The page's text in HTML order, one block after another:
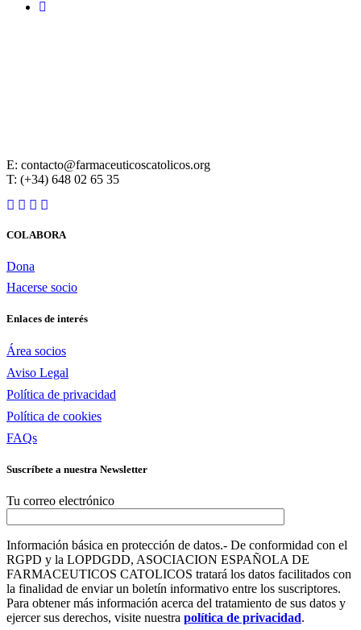
E: contacto@farmaceuticoscatolicos.org
T: (+34) 648 02 65 35
COLABORA
Dona
Hacerse socio
Enlaces de interés
Área socios
Aviso Legal
Política de privacidad
Política de cookies
FAQs
Suscríbete a nuestra Newsletter
Tu correo electrónico
Información básica en protección de datos.- De conformidad con el
RGPD y la LOPDGDD, ASOCIACION ESPAÑOLA DE
FARMACEUTICOS CATOLICOS tratará los datos facilitados con
la finalidad de enviar un boletín informativo entre los suscriptores.
Para obtener más información acerca del tratamiento de sus datos y
ejercer sus derechos, visite nuestra política de privacidad.